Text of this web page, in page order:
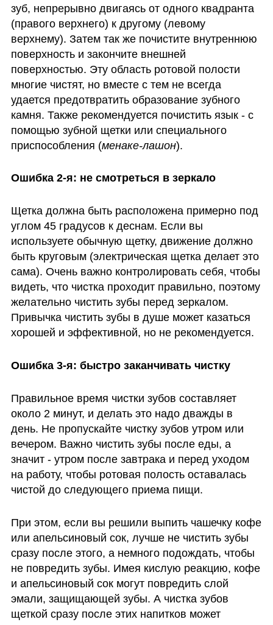
зуб, непрерывно двигаясь от одного квадранта
(правого верхнего) к другому (левому
верхнему). Затем так же почистите внутреннюю
поверхность и закончите внешней
поверхностью. Эту область ротовой полости
многие чистят, но вместе с тем не всегда
удается предотвратить образование зубного
камня. Также рекомендуется почистить язык - с
помощью зубной щетки или специального
приспособления (менаке-лашон).
Ошибка 2-я: не смотреться в зеркало
Щетка должна быть расположена примерно под
углом 45 градусов к деснам. Если вы
используете обычную щетку, движение должно
быть круговым (электрическая щетка делает это
сама). Очень важно контролировать себя, чтобы
видеть, что чистка проходит правильно, поэтому
желательно чистить зубы перед зеркалом.
Привычка чистить зубы в душе может казаться
хорошей и эффективной, но не рекомендуется.
Ошибка 3-я: быстро заканчивать чистку
Правильное время чистки зубов составляет
около 2 минут, и делать это надо дважды в
день. Не пропускайте чистку зубов утром или
вечером. Важно чистить зубы после еды, а
значит - утром после завтрака и перед уходом
на работу, чтобы ротовая полость оставалась
чистой до следующего приема пищи.
При этом, если вы решили выпить чашечку кофе
или апельсиновый сок, лучше не чистить зубы
сразу после этого, а немного подождать, чтобы
не повредить зубы. Имея кислую реакцию, кофе
и апельсиновый сок могут повредить слой
эмали, защищающей зубы. А чистка зубов
щеткой сразу после этих напитков может